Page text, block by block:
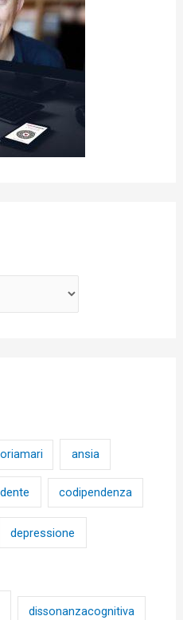
ansia
codipendenza
depressione
dissonanzacognitiva